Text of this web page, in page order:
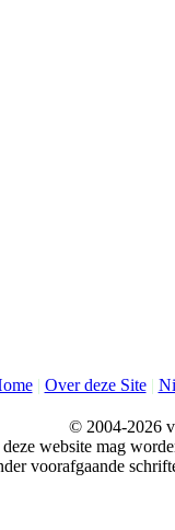
| Over deze Site|
© 2004-2026
website mag
voorafgaande